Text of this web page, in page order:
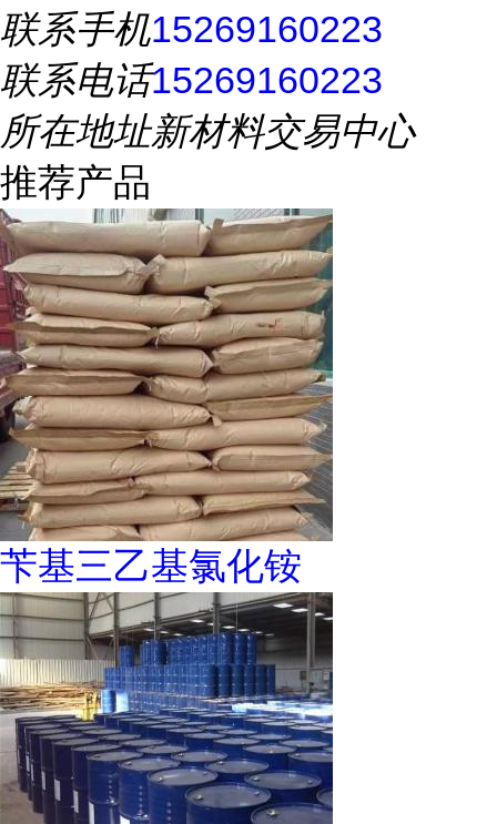
联系手机15269160223
联系电话15269160223
所在地址新材料交易中心
推荐产品
苄基三乙基氯化铵